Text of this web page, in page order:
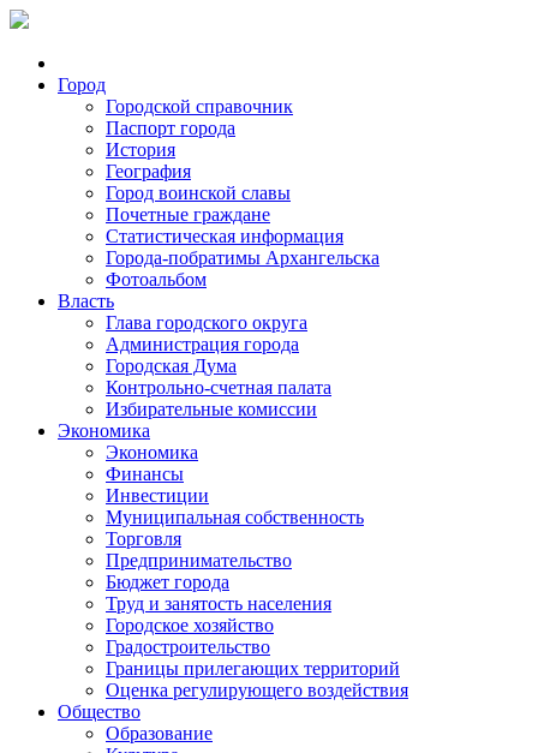
Город
Городской справочник
Паспорт города
История
География
Город воинской славы
Почетные граждане
Статистическая информация
Города-побратимы Архангельска
Фотоальбом
Власть
Глава городского округа
Администрация города
Городская Дума
Контрольно-счетная палата
Избирательные комиссии
Экономика
Экономика
Финансы
Инвестиции
Муниципальная собственность
Торговля
Предпринимательство
Бюджет города
Труд и занятость населения
Городское хозяйство
Градостроительство
Границы прилегающих территорий
Оценка регулирующего воздействия
Общество
Образование